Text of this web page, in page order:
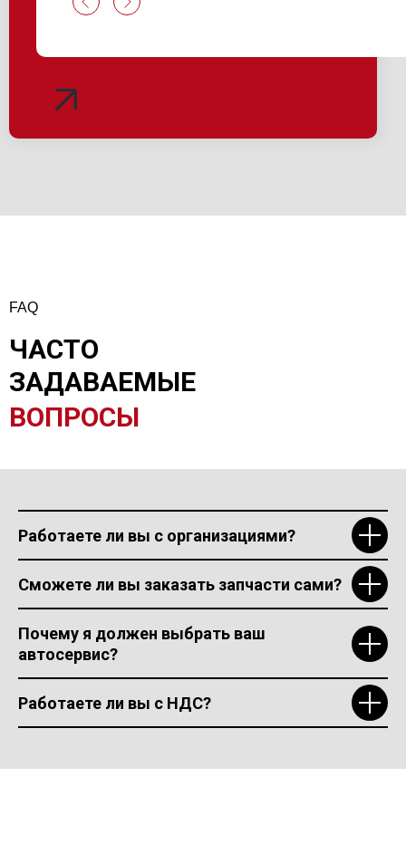
FAQ
ВОПРОСЫ
ЧАСТО
ЗАДАВАЕМЫЕ
Работаете ли вы с организациями?
Сможете ли вы заказать запчасти сами?
Почему я должен выбрать ваш
автосервис?
Работаете ли вы с НДС?